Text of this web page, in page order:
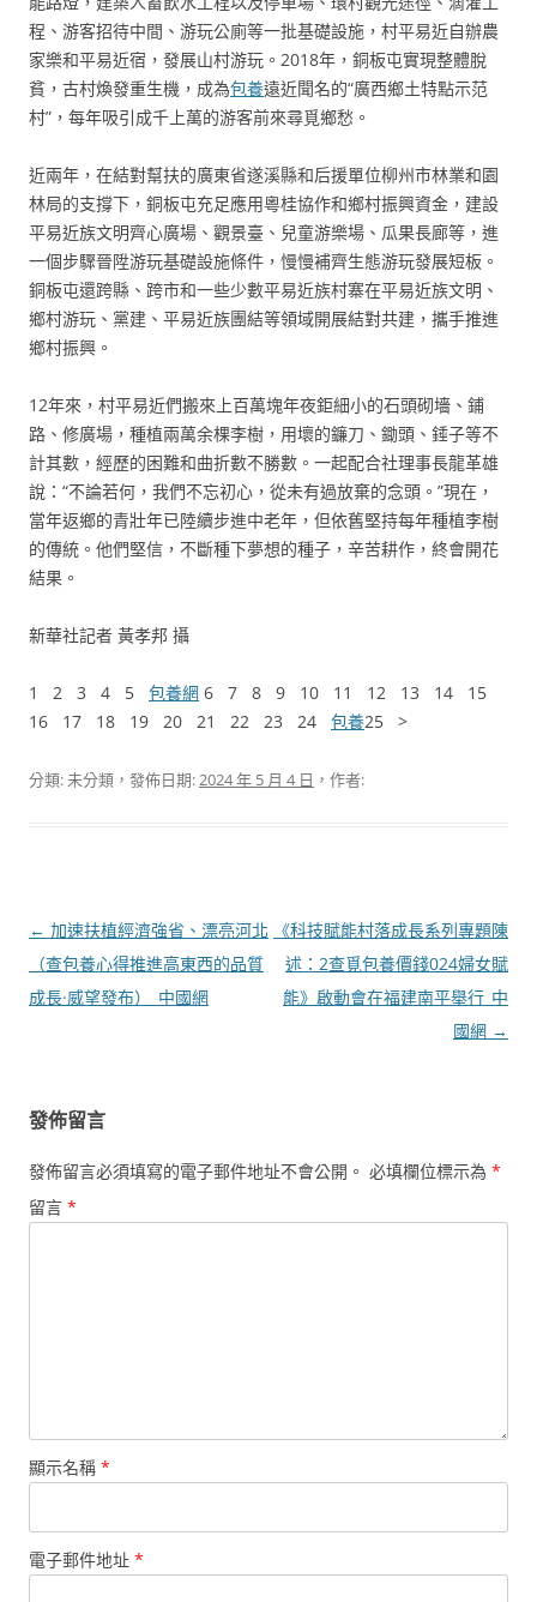
程、游客招待中間、游玩公廁等一批基礎設施，村平易近自辦農
家樂和平易近宿，發展山村游玩。2018年，銅板屯實現整體脫
貧，古村煥發重生機，成為包養遠近聞名的“廣西鄉土特點示范
村”，每年吸引成千上萬的游客前來尋覓鄉愁。
近兩年，在結對幫扶的廣東省遂溪縣和后援單位柳州市林業和園
林局的支撐下，銅板屯充足應用粵桂協作和鄉村振興資金，建設
平易近族文明齊心廣場、觀景臺、兒童游樂場、瓜果長廊等，進
一個步驟晉陞游玩基礎設施條件，慢慢補齊生態游玩發展短板。
銅板屯還跨縣、跨市和一些少數平易近族村寨在平易近族文明、
鄉村游玩、黨建、平易近族團結等領域開展結對共建，攜手推進
鄉村振興。
12年來，村平易近們搬來上百萬塊年夜鉅細小的石頭砌墻、鋪
路、修廣場，種植兩萬余棵李樹，用壞的鐮刀、鋤頭、錘子等不
計其數，經歷的困難和曲折數不勝數。一起配合社理事長龍革雄
說：“不論若何，我們不忘初心，從未有過放棄的念頭。”現在，
當年返鄉的青壯年已陸續步進中老年，但依舊堅持每年種植李樹
的傳統。他們堅信，不斷種下夢想的種子，辛苦耕作，終會開花
結果。
新華社記者 黃孝邦 攝
1 2 3 4 5 包養網 6 7 8 9 10 11 12 13 14 15
16 17 18 19 20 21 22 23 24 包養25 >
分類: 未分類，發佈日期:2024 年 5 月 4 日 ，作者:
文
章
導
← 加速扶植經濟強省、漂亮河北
（查包養心得推進高東西的品質
成長·威望發布）_中國網
《科技賦能村落成長系列專題陳
述：2查覓包養價錢024婦女賦
能》啟動會在福建南平舉行_中
國網 →
發佈留言
發佈留言必須填寫的電子郵件地址不會公開。 必填欄位標示為 *
留言 *
顯示名稱 *
電子郵件地址 *